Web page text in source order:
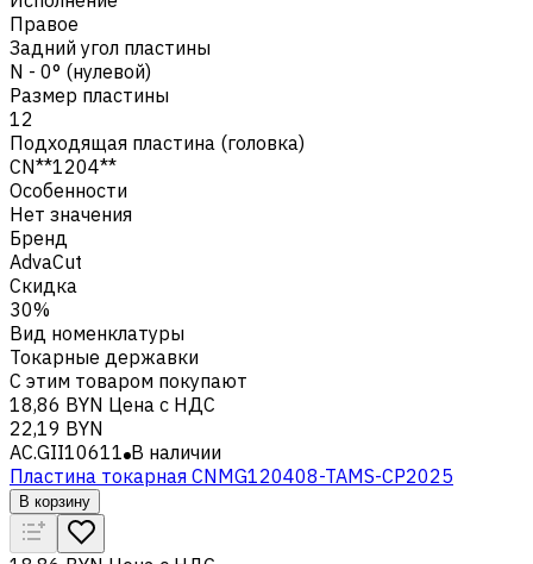
Правое
Задний угол пластины
N - 0° (нулевой)
Размер пластины
12
Подходящая пластина (головка)
CN**1204**
Особенности
Нет значения
Бренд
AdvaCut
Скидка
30%
Вид номенклатуры
Токарные державки
С этим товаром покупают
18,86 BYN Цена с НДС
22,19 BYN
AC.GII10611 В наличии
Пластина токарная CNMG120408-TAMS-CP2025
В корзину